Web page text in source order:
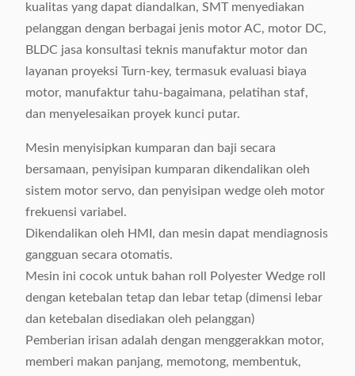
kualitas yang dapat diandalkan, SMT menyediakan
pelanggan dengan berbagai jenis motor AC, motor DC,
BLDC jasa konsultasi teknis manufaktur motor dan
layanan proyeksi Turn-key, termasuk evaluasi biaya
motor, manufaktur tahu-bagaimana, pelatihan staf,
dan menyelesaikan proyek kunci putar.
Mesin menyisipkan kumparan dan baji secara
bersamaan, penyisipan kumparan dikendalikan oleh
sistem motor servo, dan penyisipan wedge oleh motor
frekuensi variabel.
Dikendalikan oleh HMI, dan mesin dapat mendiagnosis
gangguan secara otomatis.
Mesin ini cocok untuk bahan roll Polyester Wedge roll
dengan ketebalan tetap dan lebar tetap (dimensi lebar
dan ketebalan disediakan oleh pelanggan)
Pemberian irisan adalah dengan menggerakkan motor,
memberi makan panjang, memotong, membentuk,